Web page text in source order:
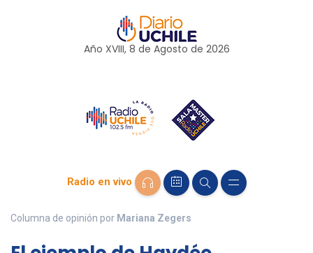
Año XVIII, 8 de Agosto de 2026
Radio en vivo
Columna de opinión por Mariana Zegers